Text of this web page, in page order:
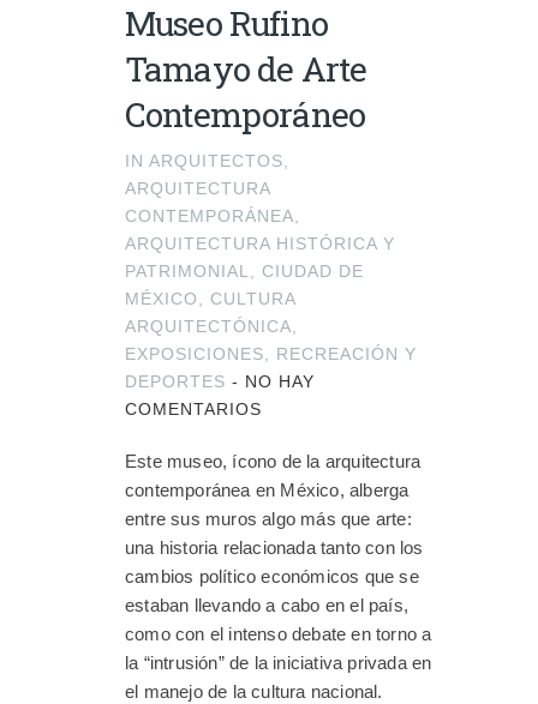
Museo Rufino
Tamayo de Arte
Contemporáneo
IN ARQUITECTOS,
ARQUITECTURA
CONTEMPORÁNEA,
ARQUITECTURA HISTÓRICA Y
PATRIMONIAL, CIUDAD DE
MÉXICO, CULTURA
ARQUITECTÓNICA,
EXPOSICIONES, RECREACIÓN Y
DEPORTES - NO HAY
COMENTARIOS
Este museo, ícono de la arquitectura
contemporánea en México, alberga
entre sus muros algo más que arte:
una historia relacionada tanto con los
cambios político económicos que se
estaban llevando a cabo en el país,
como con el intenso debate en torno a
la “intrusión” de la iniciativa privada en
el manejo de la cultura nacional.